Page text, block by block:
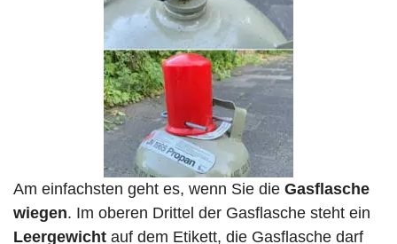
Am einfachsten geht es, wenn Sie die Gasflasche
wiegen. Im oberen Drittel der Gasflasche steht ein
Leergewicht auf dem Etikett, die Gasflasche darf